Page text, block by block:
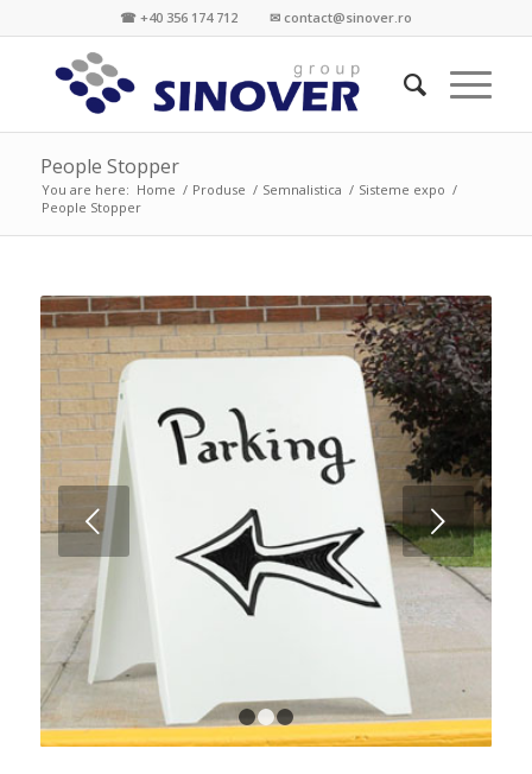
☎ +40 356 174 712 ✉ contact@sinover.ro
People Stopper
You are here: Home / Produse / Semnalistica / Sisteme expo /
People Stopper
Next
1 2 3